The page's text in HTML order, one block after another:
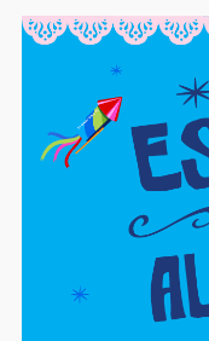
Salário a combinar +
Conferente de
Programa Simm
Ensino médio
requisitos
supermercado ou